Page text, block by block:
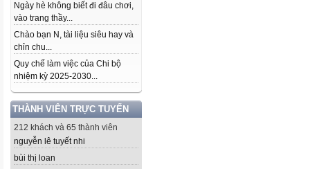
Ngày hè không biết đi đâu chơi,
vào trang thầy...
Chào bạn N, tài liệu siêu hay và
chỉn chu...
Quy chế làm việc của Chi bộ
nhiệm kỳ 2025-2030...
THÀNH VIÊN TRỰC TUYẾN
212 khách và 65 thành viên
nguyễn lê tuyết nhi
bùi thị loan